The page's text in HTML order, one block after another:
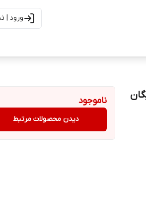
ورود |
ناموجود
دیدن محصولات مرتبط